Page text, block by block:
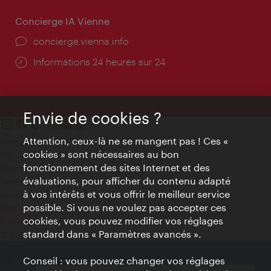
Concierge IA Vienne
Ort:
concierge.vienna.info
Öffnungszeiten:
Informations 24 heures sur 24
Contact
Mentions obligatoires
Charte sur le respect de la vie privée
Terms of Use
Accessibilité
Contact presse
Paramètres de cookies
© Copyright WienTourismus
Envie de cookies ?
Attention, ceux-là ne se mangent pas ! Ces «
cookies » sont nécessaires au bon
fonctionnement des sites Internet et des
évaluations, pour afficher du contenu adapté
à vos intérêts et vous offrir le meilleur service
possible. Si vous ne voulez pas accepter ces
cookies, vous pouvez modifier vos réglages
standard dans « Paramètres avancés ».
Conseil : vous pouvez changer vos réglages